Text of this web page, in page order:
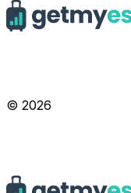
© 2026